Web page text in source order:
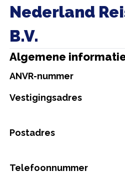
Nederland
B.V.
Algemene
ANVR-nummer
Vestigingsadres
Postadres
Telefoonnummer